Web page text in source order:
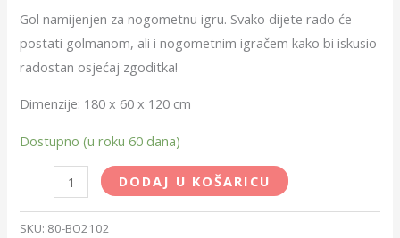
Gol namijenjen za nogometnu igru. Svako dijete rado će
postati golmanom, ali i nogometnim igračem kako bi iskusio
radostan osjećaj zgoditka!
Dimenzije: 180 x 60 x 120 cm
Dostupno (u roku 60 dana)
DODAJ U KOŠARICU
SKU: 80-BO2102